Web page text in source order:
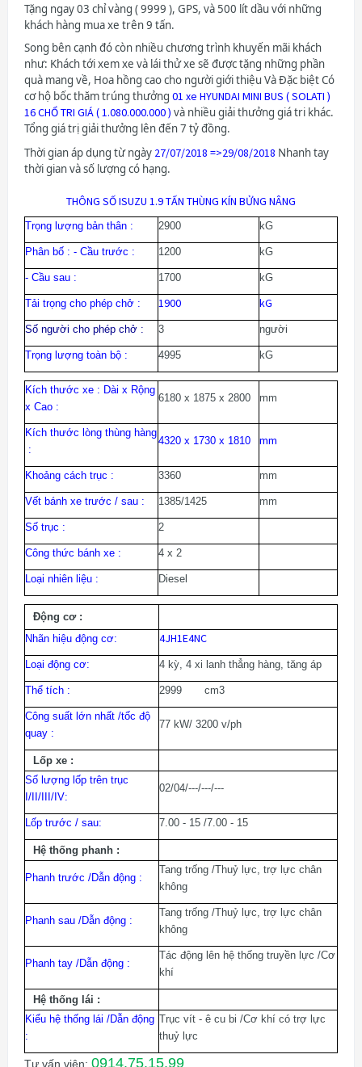
Tặng ngay 03 chỉ vàng ( 9999 ), GPS, và 500 lít dầu với những
khách hàng mua xe trên 9 tấn.
Song bên cạnh đó còn nhiều chương trình khuyến mãi khách
như: Khách tới xem xe và lái thử xe sẽ được tặng những phần
quà mang về, Hoa hồng cao cho người giới thiệu Và Đặc biệt Có
cơ hộ bốc thăm trúng thưởng 01 xe HYUNDAI MINI BUS ( SOLATI )
16 CHỔ TRI GIÁ ( 1.080.000.000 ) và nhiều giải thưởng giá tri khác.
Tổng giá trị giải thưởng lên đến 7 tỷ đồng.
Thời gian áp dụng từ ngày 27/07/2018 =>29/08/2018 Nhanh tay
thời gian và số lượng có hạng.
THÔNG SỐ ISUZU 1.9 TẤN THÙNG KÍN BỬNG NÂNG
Trọng lượng bản thân : 2900 kG
Phân bố : - Cầu trước : 1200 kG
- Cầu sau : 1700 kG
Tải trọng cho phép chở : 1900 kG
Số người cho phép chở : 3 người
Trọng lượng toàn bộ : 4995 kG
Kích thước xe : Dài x Rộng
x Cao :
6180 x 1875 x 2800 mm
Kích thước lòng thùng hàng
:
4320 x 1730 x 1810 mm
Khoảng cách trục : 3360 mm
Vết bánh xe trước / sau : 1385/1425 mm
Số trục : 2
Công thức bánh xe : 4 x 2
Loại nhiên liệu : Diesel
Động cơ :
Nhãn hiệu động cơ:
4JH1E4NC
Loại động cơ: 4 kỳ, 4 xi lanh thẳng hàng, tăng áp
Thể tích : 2999 cm3
Công suất lớn nhất /tốc độ
quay :
77 kW/ 3200 v/ph
Lốp xe :
Số lượng lốp trên trục
I/II/III/IV:
02/04/---/---/---
Lốp trước / sau: 7.00 - 15 /7.00 - 15
Hệ thống phanh :
Phanh trước /Dẫn động :
Tang trống /Thuỷ lực, trợ lực chân
không
Phanh sau /Dẫn động :
Tang trống /Thuỷ lực, trợ lực chân
không
Phanh tay /Dẫn động :
Tác động lên hệ thống truyền lực /Cơ
khí
Hệ thống lái :
Kiểu hệ thống lái /Dẫn động
:
Trục vít - ê cu bi /Cơ khí có trợ lực
thuỷ lực
Tư vấn viên: 0914.75.15.99